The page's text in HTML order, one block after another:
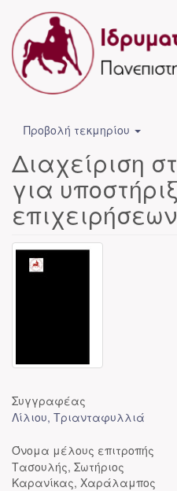
Προβολή τεκμηρίου
Διαχείριση
για
Συγγραφέας
Λίλιου, Τριανταφυλλιά
Όνομα μέλους επιτροπής
Τασουλής, Σωτήριος
Καρανίκας, Χαράλαμπος